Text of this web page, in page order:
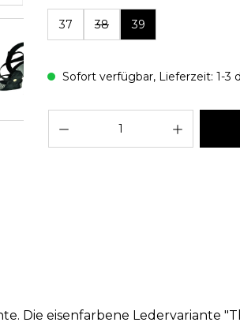
37 38 39
Sofort verfügbar, Lieferzeit: 1-3
Die eisenfarbene Ledervariante